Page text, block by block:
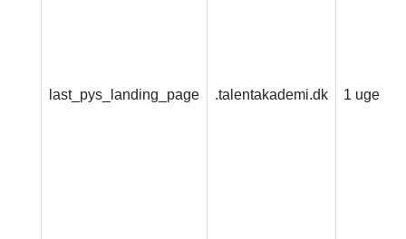
last_pys_landing_page .talentakademi.dk 1 uge